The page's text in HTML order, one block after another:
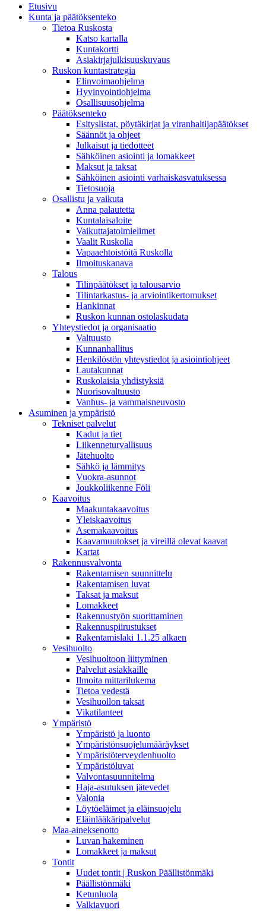
Etusivu
Kunta ja päätöksenteko
Tietoa Ruskosta
Katso kartalla
Kuntakortti
Asiakirjajulkisuuskuvaus
Ruskon kuntastrategia
Elinvoimaohjelma
Hyvinvointiohjelma
Osallisuusohjelma
Päätöksenteko
Esityslistat, pöytäkirjat ja viranhaltijapäätökset
Säännöt ja ohjeet
Julkaisut ja tiedotteet
Sähköinen asiointi ja lomakkeet
Maksut ja taksat
Sähköinen asiointi varhaiskasvatuksessa
Tietosuoja
Osallistu ja vaikuta
Anna palautetta
Kuntalaisaloite
Vaikuttajatoimielimet
Vaalit Ruskolla
Vapaaehtoistöitä Ruskolla
Ilmoituskanava
Talous
Tilinpäätökset ja talousarvio
Tilintarkastus- ja arviointikertomukset
Hankinnat
Ruskon kunnan ostolaskudata
Yhteystiedot ja organisaatio
Valtuusto
Kunnanhallitus
Henkilöstön yhteystiedot ja asiointiohjeet
Lautakunnat
Ruskolaisia yhdistyksiä
Nuorisovaltuusto
Vanhus- ja vammaisneuvosto
Asuminen ja ympäristö
Tekniset palvelut
Kadut ja tiet
Liikenneturvallisuus
Jätehuolto
Sähkö ja lämmitys
Vuokra-asunnot
Joukkoliikenne Föli
Kaavoitus
Maakuntakaavoitus
Yleiskaavoitus
Asemakaavoitus
Kaavamuutokset ja vireillä olevat kaavat
Kartat
Rakennusvalvonta
Rakentamisen suunnittelu
Rakentamisen luvat
Taksat ja maksut
Lomakkeet
Rakennustyön suorittaminen
Rakennuspiirustukset
Rakentamislaki 1.1.25 alkaen
Vesihuolto
Vesihuoltoon liittyminen
Palvelut asiakkaille
Ilmoita mittarilukema
Tietoa vedestä
Vesihuollon taksat
Vikatilanteet
Ympäristö
Ympäristö ja luonto
Ympäristönsuojelumääräykset
Ympäristöterveydenhuolto
Ympäristöluvat
Valvontasuunnitelma
Haja-asutuksen jätevedet
Valonia
Löytöeläimet ja eläinsuojelu
Eläinlääkäripalvelut
Maa-aineksenotto
Luvan hakeminen
Lomakkeet ja maksut
Tontit
Uudet tontit | Ruskon Päällistönmäki
Päällistönmäki
Ketunluola
Valkiavuori